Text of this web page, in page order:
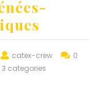
catex-crew
0
3 categories